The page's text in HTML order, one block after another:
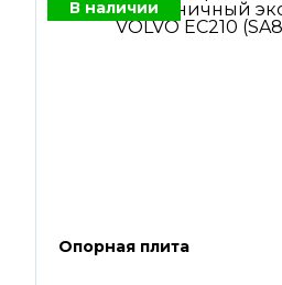
В наличии
Опорная плита